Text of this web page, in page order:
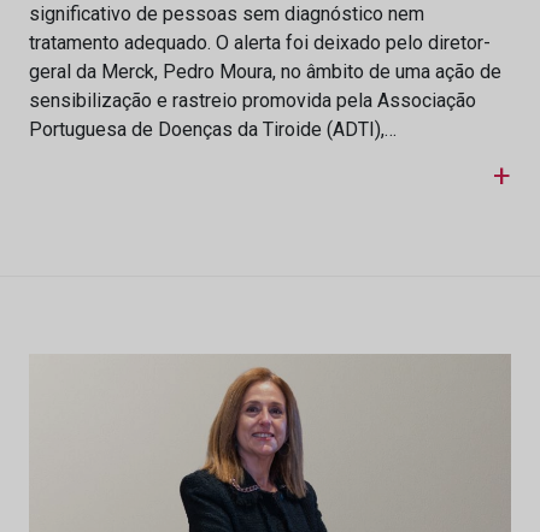
significativo de pessoas sem diagnóstico nem
tratamento adequado. O alerta foi deixado pelo diretor-
geral da Merck, Pedro Moura, no âmbito de uma ação de
sensibilização e rastreio promovida pela Associação
Portuguesa de Doenças da Tiroide (ADTI),…
+